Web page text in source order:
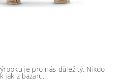
je pro nás důležitý. Nikdo
jak z bazaru.